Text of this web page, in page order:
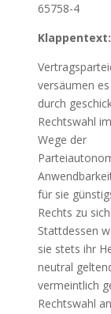
65758-4
Klappentext:
versäumen
durch
Rechtswahl im
Wege der
für sie
Rechts zu
Stattdessen
sie stets ihr
neutral
vermeintlich
Rechtswahl